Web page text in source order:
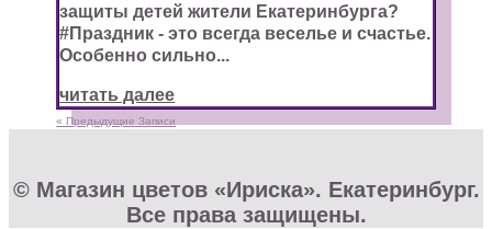
защиты детей жители Екатеринбурга?
#Праздник - это всегда веселье и счастье.
Особенно сильно...
читать далее
« Предыдущие Записи
© Магазин цветов «Ириска». Екатеринбург.
Все права защищены.